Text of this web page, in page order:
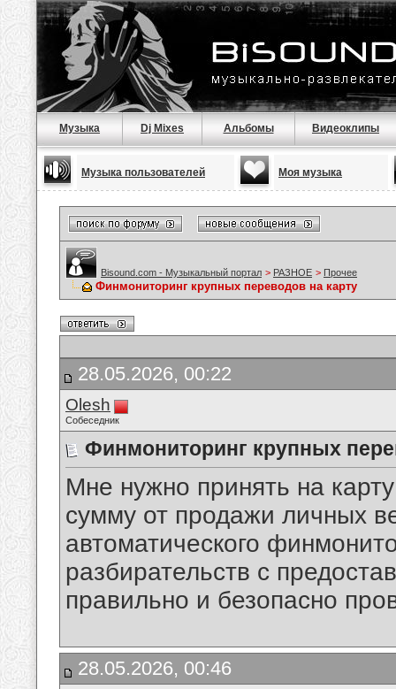
Музыка Dj Mixes Альбомы Видеоклипы
Музыка пользователей Моя музыка
Bisound.com - Музыкальный портал > РАЗНОЕ > Прочее
Финмониторинг крупных переводов на карту
28.05.2026, 00:22
Olesh
Собеседник
Финмониторинг крупных
Мне нужно принять на
сумму от продажи личных
автоматического
разбирательств с
правильно и безопасно
28.05.2026, 00:46